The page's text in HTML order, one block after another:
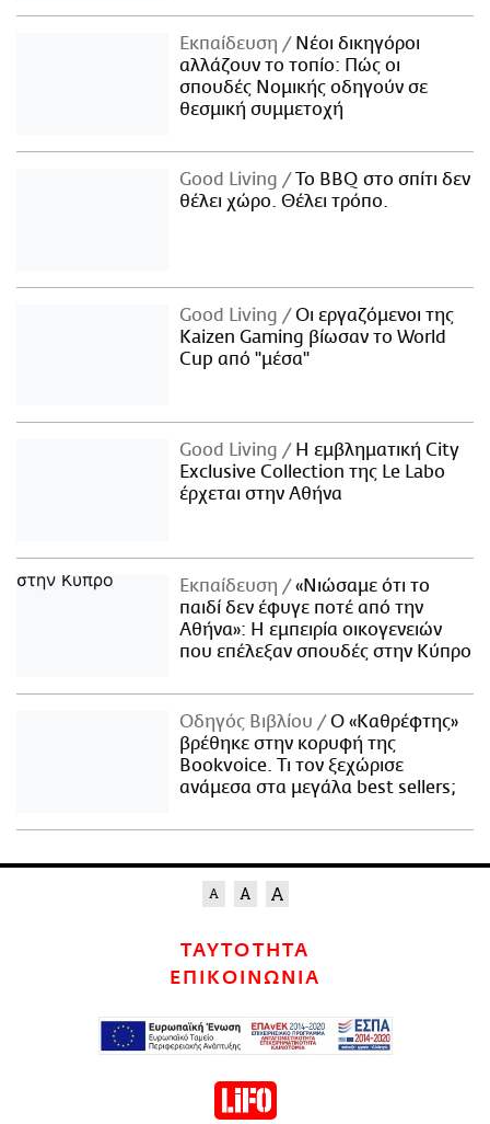
Εκπαίδευση
Νέοι δικηγόροι
αλλάζουν το τοπίο: Πώς οι
σπουδές Νομικής οδηγούν σε
θεσμική συμμετοχή
Good Living
Το BBQ στο σπίτι δεν
θέλει χώρο. Θέλει τρόπο.
Good Living
Οι εργαζόμενοι της
Kaizen Gaming βίωσαν το World
Cup από "μέσα"
Good Living
Η εμβληματική City
Exclusive Collection της Le Labo
έρχεται στην Αθήνα
Εκπαίδευση
«Νιώσαμε ότι το
παιδί δεν έφυγε ποτέ από την
Αθήνα»: Η εμπειρία οικογενειών
που επέλεξαν σπουδές στην Κύπρο
Οδηγός Βιβλίου
Ο «Καθρέφτης»
βρέθηκε στην κορυφή της
Bookvoice. Τι τον ξεχώρισε
ανάμεσα στα μεγάλα best sellers;
ΤΑΥΤΟΤΗΤΑ
ΕΠΙΚΟΙΝΩΝΙΑ